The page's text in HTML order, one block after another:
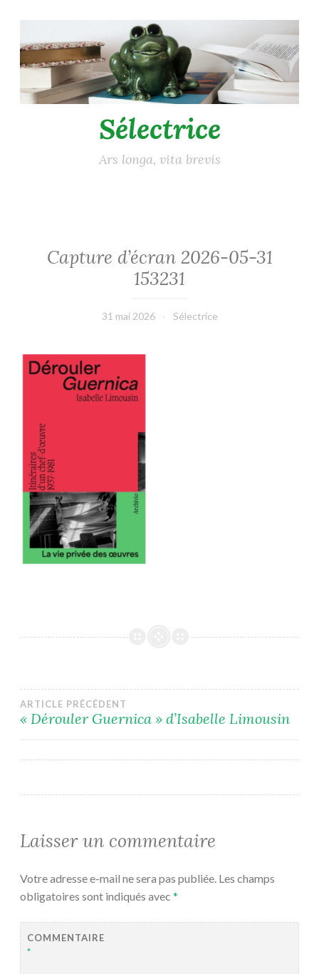
au
contenu
principal
Sélectrice
Ars longa, vita brevis
Capture d’écran 2026-05-31
153231
31 mai 2026 Sélectrice
Navigation
ARTICLE PRÉCÉDENT
« Dérouler Guernica » d’Isabelle Limousin
Laisser un commentaire
Votre adresse e-mail ne sera pas publiée. Les champs
obligatoires sont indiqués avec *
COMMENTAIRE
*